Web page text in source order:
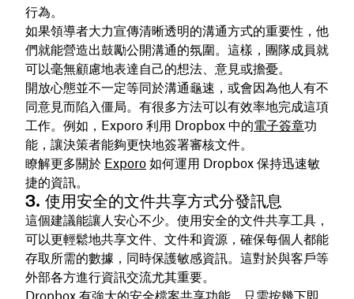
行為。
如果領導者大力宣傳清晰透明的溝通方式的重要性，他
們就能營造出鼓勵公開溝通的氛圍。這樣，團隊成員就
可以毫無顧慮地表達自己的想法、意見或擔憂。
開放心態並不一定等同於溝通龜速，或會因為他人有不
同意見而陷入僵局。有很多方法可以有效率地完成這項
工作。例如，Exporo 利用 Dropbox 中的電子簽章功
能，讓決策者能夠更快地簽署審核文件。
瞭解更多關於 Exporo 如何運用 Dropbox 保持迅速敏
捷的資訊。
3. 使用安全的文件共享方式分發訊息
這個建議能讓人安心不少。使用安全的文件共享工具，
可以更輕鬆地共享文件、文件和資源，確保每個人都能
存取所需的數據，同時保護敏感資訊。這對於與客戶等
外部各方進行資訊交流尤其重要。
Dropbox 有強大的安全檔案共享功能 ，只需按幾下即